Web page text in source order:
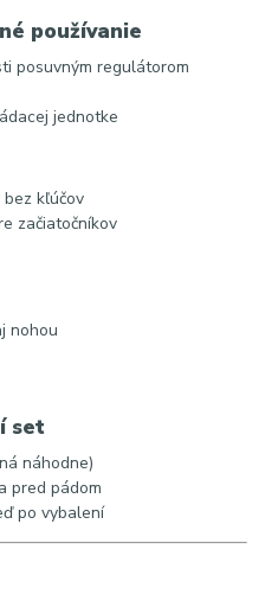
používanie
posuvným regulátorom
jednotke
kľúčov
začiatočníkov
nohou
set
náhodne)
pred pádom
po vybalení